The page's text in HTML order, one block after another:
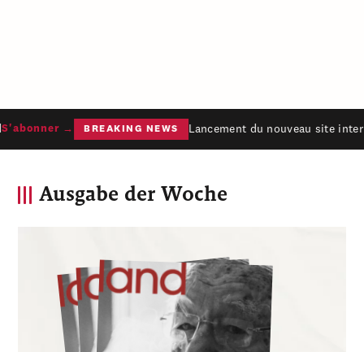
→ BREAKING NEWS Lancement du nouveau site
Ausgabe der Woche